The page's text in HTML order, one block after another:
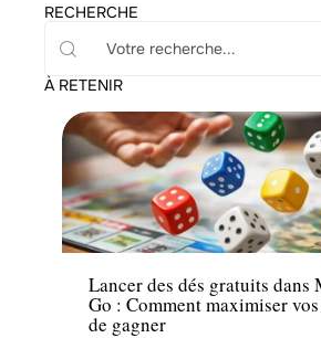
RECHERCHE
À RETENIR
Tech
Lancer des dés gratuits dans
Go : Comment maximiser
de gagner